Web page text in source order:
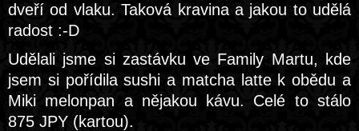
dveří od vlaku. Taková kravina a jakou to udělá
radost :-D
Udělali jsme si zastávku ve Family Martu, kde
jsem si pořídila sushi a matcha latte k obědu a
Miki melonpan a nějakou kávu. Celé to stálo
875 JPY (kartou).